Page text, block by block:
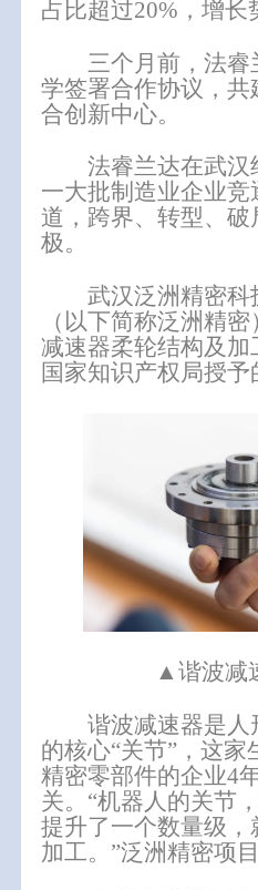
占比超过20%，增长
三个月前，法
学签署合作协议，
合创新中心。
法睿兰达在武汉
一大批制造业企业
道，跨界、转型、破
极。
武汉泛洲精密科
（以下简称泛洲精
减速器柔轮结构及
国家知识产权局授予
▲谐波减
谐波减速器是
的核心“关节”，这
精密零部件的企业4
关。“机器人的关节
提升了一个数量级
加工。”泛洲精密项